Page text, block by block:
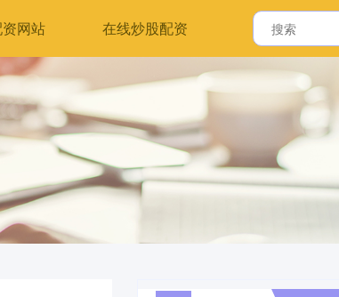
网站 在线炒股配资